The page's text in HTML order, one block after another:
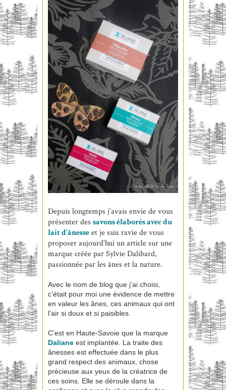
Depuis longtemps j’avais envie de vous
présenter des savons élaborés avec du
lait d’ânesseet je suis ravie de vous
proposer aujourd’hui un article sur une
marque créée par Sylvie Dalibard,
passionnée par les ânes et la nature.
Avec le nom de blog que j’ai choisi,
c’était pour moi une évidence de mettre
en valeur les ânes, ces animaux qui ont
l’air si doux et si paisibles.
C’est en Haute-Savoie que la marque
Daliane est implantée. La traite des
ânesses est effectuée dans le plus
grand respect des animaux, chose
précieuse aux yeux de la créatrice de
ces soins. Elle se déroule dans la